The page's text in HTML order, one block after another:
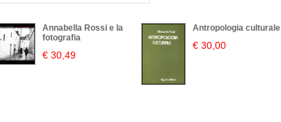
Annabella Rossi e la
fotografia
€ 30,49
Antropologia culturale
€ 30,00